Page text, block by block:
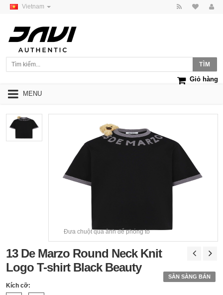
Vietnam
Giỏ hàng
MENU
Đưa chuột qua ảnh để phóng to
13 De Marzo Round Neck Knit
Logo T-shirt Black Beauty
SẴN SÀNG BÁN
Kích cỡ: